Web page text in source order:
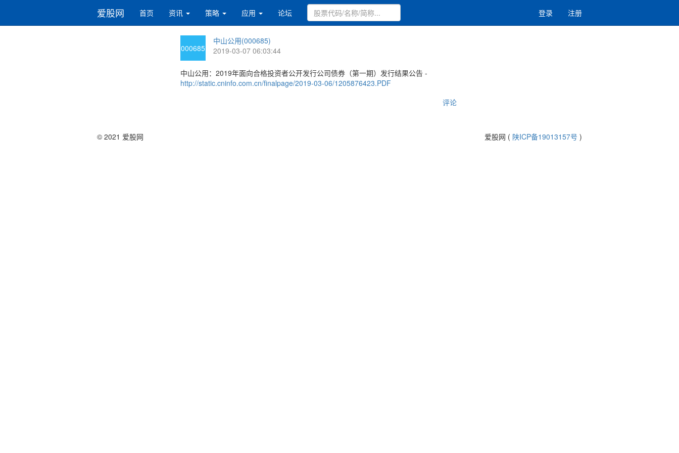
爱股网 首页 资讯 策略 应用 论坛 登录 注册
000685
中山公用(000685)
2019-03-07 06:03:44
中山公用：2019年面向合格投资者公开发行公司债券（第一期）发行结果公告 -
http://static.cninfo.com.cn/finalpage/2019-03-06/1205876423.PDF
评论
© 2021 爱股网 爱股网 ( 陕ICP备19013157号 )